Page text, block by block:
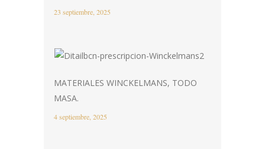
23 septiembre, 2025
MATERIALES WINCKELMANS, TODO
MASA.
4 septiembre, 2025